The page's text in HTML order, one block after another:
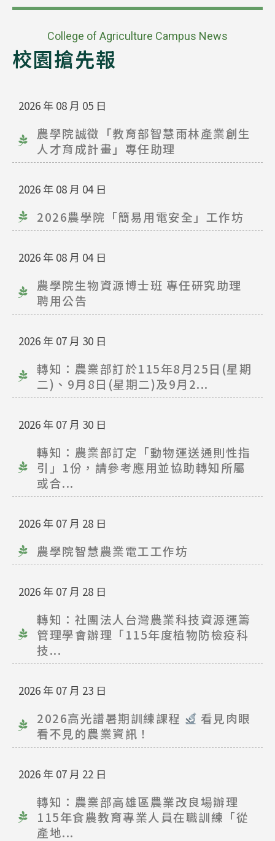
College of Agriculture Campus News
校園搶先報
2026 年 08 月 05 日
農學院誠徵「教育部智慧雨林產業創生
人才育成計畫」專任助理
2026 年 08 月 04 日
2026農學院「簡易用電安全」工作坊
2026 年 08 月 04 日
農學院生物資源博士班 專任研究助理
聘用公告
2026 年 07 月 30 日
轉知：農業部訂於115年8月25日(星期
二)、9月8日(星期二)及9月2...
2026 年 07 月 30 日
轉知：農業部訂定「動物運送通則性指
引」1份，請參考應用並協助轉知所屬
或合...
2026 年 07 月 28 日
農學院智慧農業電工工作坊
2026 年 07 月 28 日
轉知：社團法人台灣農業科技資源運籌
管理學會辦理「115年度植物防檢疫科
技...
2026 年 07 月 23 日
2026高光譜暑期訓練課程
看見肉眼
看不見的農業資訊！
2026 年 07 月 22 日
轉知：農業部高雄區農業改良場辦理
115年食農教育專業人員在職訓練「從
產地...